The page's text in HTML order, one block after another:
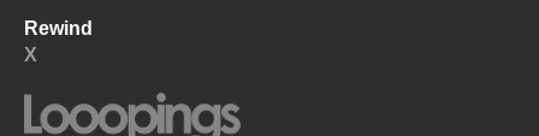
Rewind
X